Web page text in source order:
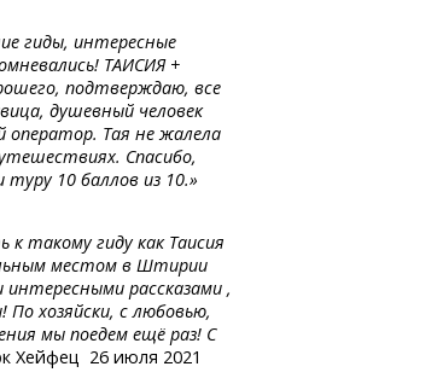
гиды, интересные
ТАИСИЯ +
подтверждаю, все
душевный человек
Тая не жалела
Спасибо,
10 баллов из 10.»
такому гиду как Таисия
местом в Штирии
рассказами ,
хозяйски, с любовью,
мы поедем ещё раз! С
Хейфец 26 июля 2021